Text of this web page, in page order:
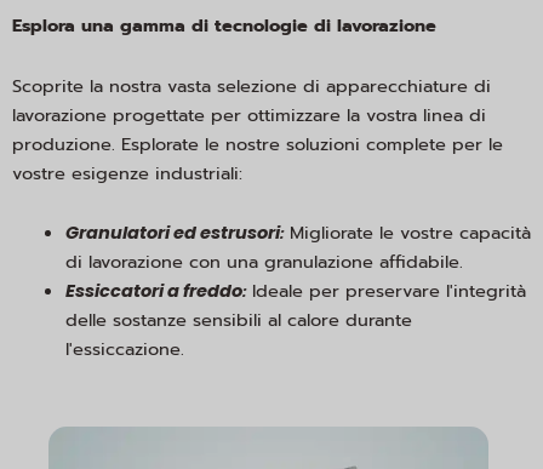
Esplora una gamma di tecnologie di lavorazione
Scoprite la nostra vasta selezione di apparecchiature di
lavorazione progettate per ottimizzare la vostra linea di
produzione. Esplorate le nostre soluzioni complete per le
vostre esigenze industriali:
Granulatori ed estrusori:Migliorate le vostre capacità
di lavorazione con una granulazione affidabile.
Essiccatori a freddo:Ideale per preservare l'integrità
delle sostanze sensibili al calore durante
l'essiccazione.